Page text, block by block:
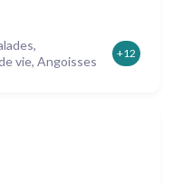
vie, Angoisses
+12